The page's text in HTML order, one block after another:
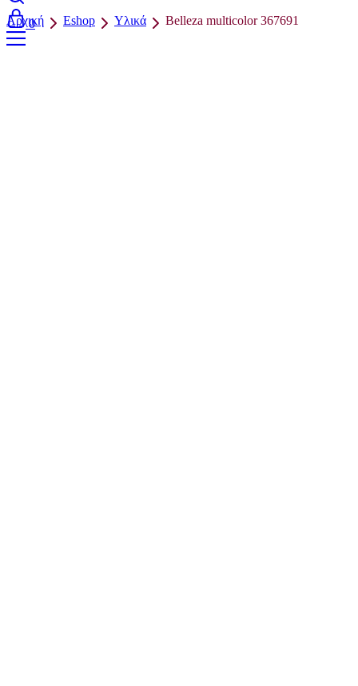
0
Αρχική Eshop Υλικά Belleza multicolor 367691